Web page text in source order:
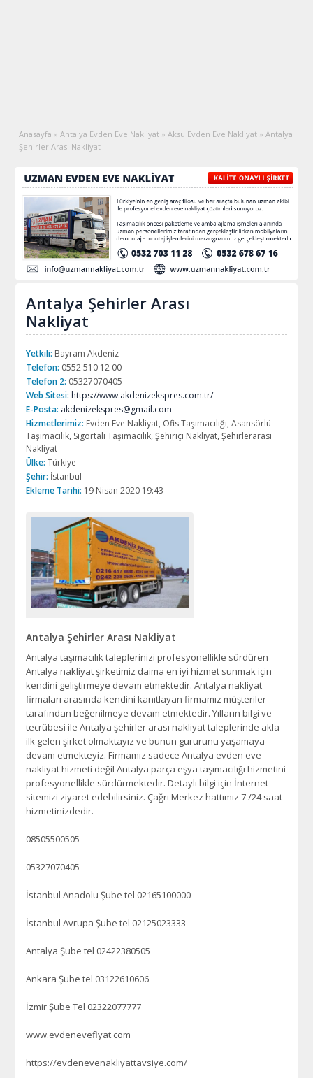
Anasayfa » Antalya Evden Eve Nakliyat » Aksu Evden Eve Nakliyat » Antalya
Şehirler Arası Nakliyat
Antalya Şehirler Arası
Nakliyat
Yetkili: Bayram Akdeniz
Telefon: 0552 510 12 00
Telefon 2: 05327070405
Web Sitesi: https://www.akdenizekspres.com.tr/
E-Posta: akdenizekspres@gmail.com
Hizmetlerimiz: Evden Eve Nakliyat, Ofis Taşımacılığı, Asansörlü
Taşımacılık, Sigortalı Taşımacılık, Şehiriçi Nakliyat, Şehirlerarası
Nakliyat
Ülke: Türkiye
Şehir: İstanbul
Ekleme Tarihi: 19 Nisan 2020 19:43
Antalya Şehirler Arası Nakliyat
Antalya taşımacılık taleplerinizi profesyonellikle sürdüren
Antalya nakliyat şirketimiz daima en iyi hizmet sunmak için
kendini geliştirmeye devam etmektedir. Antalya nakliyat
firmaları arasında kendini kanıtlayan firmamız müşteriler
tarafından beğenilmeye devam etmektedir. Yılların bilgi ve
tecrübesi ile Antalya şehirler arası nakliyat taleplerinde akla
ilk gelen şirket olmaktayız ve bunun gururunu yaşamaya
devam etmekteyiz. Firmamız sadece Antalya evden eve
nakliyat hizmeti değil Antalya parça eşya taşımacılığı hizmetini
profesyonellikle sürdürmektedir. Detaylı bilgi için İnternet
sitemizi ziyaret edebilirsiniz. Çağrı Merkez hattımız 7 /24 saat
hizmetinizdedir.
08505500505
05327070405
İstanbul Anadolu Şube tel 02165100000
İstanbul Avrupa Şube tel 02125023333
Antalya Şube tel 02422380505
Ankara Şube tel 03122610606
İzmir Şube Tel 02322077777
www.evdenevefiyat.com
https://evdenevenakliyattavsiye.com/